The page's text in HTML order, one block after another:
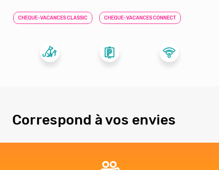
CHEQUE-VACANCES CLASSIC CHEQUE-VACANCES CONNECT
Correspond à vos envies